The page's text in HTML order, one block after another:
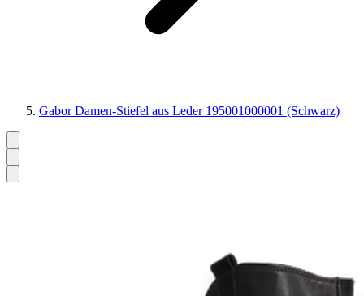
Gabor Damen-Stiefel aus Leder 195001000001 (Schwarz)